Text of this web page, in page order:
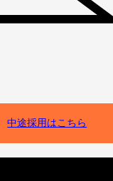
中途採用はこちら
ンフラ」へ
プは、人とAI